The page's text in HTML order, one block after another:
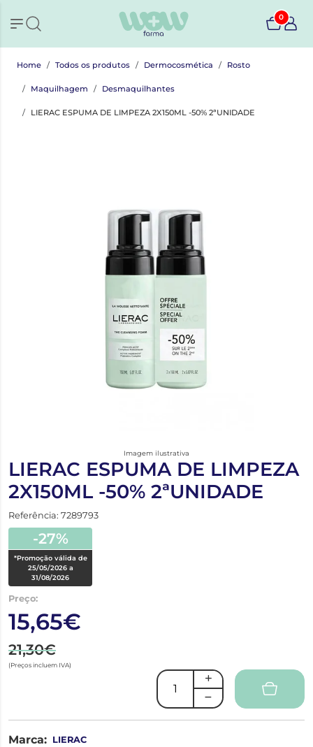
0
Home Todos os produtos Dermocosmética Rosto
Maquilhagem Desmaquilhantes
LIERAC ESPUMA DE LIMPEZA 2X150ML -50% 2ªUNIDADE
Imagem ilustrativa
LIERAC ESPUMA DE LIMPEZA
2X150ML -50% 2ªUNIDADE
Referência: 7289793
-27%
*Promoção válida de
25/05/2026 a
31/08/2026
Preço:
15,65€
21,30€
(Preços incluem IVA)
Marca: LIERAC